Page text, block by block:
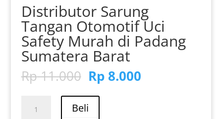
Distributor Sarung
Tangan Otomotif Uci
Safety Murah di Padang
Sumatera Barat
Rp11.000 Harga
aslinya
adalah:
Rp 11.000.
Rp8.000Harga
Distributor
Beli